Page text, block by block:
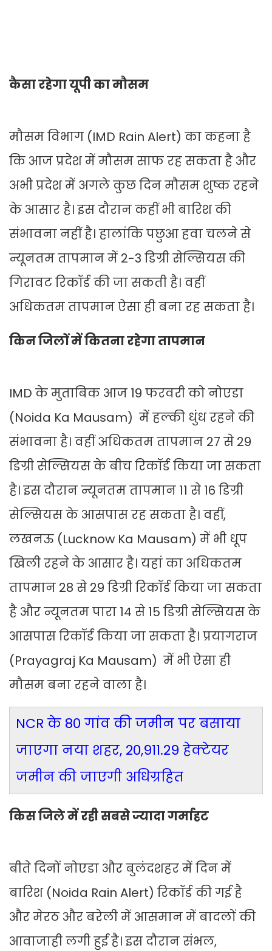
कैसा रहेगा यूपी का मौसम
मौसम विभाग (IMD Rain Alert) का कहना है
कि आज प्रदेश में मौसम साफ रह सकता है और
अभी प्रदेश में अगले कुछ दिन मौसम शुष्क रहने
के आसार है। इस दौरान कहीं भी बारिश की
संभावना नहीं है। हालांकि पछुआ हवा चलने से
न्यूनतम तापमान में 2-3 डिग्री सेल्सियस की
गिरावट रिकॉर्ड की जा सकती है। वहीं
अधिकतम तापमान ऐसा ही बना रह सकता है।
किन जिलों में कितना रहेगा तापमान
IMD के मुताबिक आज 19 फरवरी को नोएडा
(Noida Ka Mausam) में हल्की धुंध रहने की
संभावना है। वहीं अधिकतम तापमान 27 से 29
डिग्री सेल्सियस के बीच रिकॉर्ड किया जा सकता
है। इस दौरान न्यूनतम तापमान 11 से 16 डिग्री
सेल्सियस के आसपास रह सकता है। वहीं,
लखनऊ (Lucknow Ka Mausam) में भी धूप
खिली रहने के आसार है। यहां का अधिकतम
तापमान 28 से 29 डिग्री रिकॉर्ड किया जा सकता
है और न्यूनतम पारा 14 से 15 डिग्री सेल्सियस के
आसपास रिकॉर्ड किया जा सकता है। प्रयागराज
(Prayagraj Ka Mausam) में भी ऐसा ही
मौसम बना रहने वाला है।
NCR के 80 गांव की जमीन पर बसाया
जाएगा नया शहर, 20,911.29 हेक्टेयर
जमीन की जाएगी अधिग्रहित
किस जिले में रही सबसे ज्यादा गर्माहट
बीते दिनों नोएडा और बुलंदशहर में दिन में
बारिश (Noida Rain Alert) रिकॉर्ड की गई है
और मेरठ और बरेली में आसमान में बादलों की
आवाजाही लगी हुई है। इस दौरान संभल,